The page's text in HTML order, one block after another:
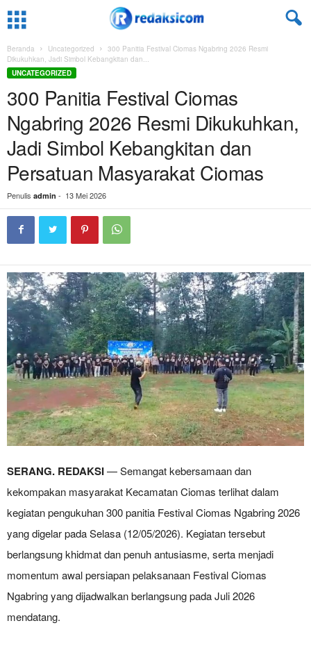
Beranda Uncategorized
300 Panitia Festival Ciomas Ngabring 2026 Resmi
Dikukuhkan, Jadi Simbol Kebangkitan dan...
UNCATEGORIZED
300 Panitia Festival Ciomas
Ngabring 2026 Resmi Dikukuhkan,
Jadi Simbol Kebangkitan dan
Persatuan Masyarakat Ciomas
Penulis admin - 13 Mei 2026
SERANG. REDAKSI— Semangat kebersamaan dan
kekompakan masyarakat Kecamatan Ciomas terlihat dalam
kegiatan pengukuhan 300 panitia Festival Ciomas Ngabring 2026
yang digelar pada Selasa (12/05/2026). Kegiatan tersebut
berlangsung khidmat dan penuh antusiasme, serta menjadi
momentum awal persiapan pelaksanaan Festival Ciomas
Ngabring yang dijadwalkan berlangsung pada Juli 2026
mendatang.